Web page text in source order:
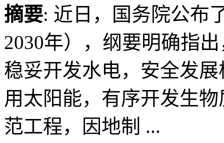
摘要: 近日，国务院公布
2030年），纲要明确指
稳妥开发水电，安全发
用太阳能，有序开发生
范工程，因地制 ...